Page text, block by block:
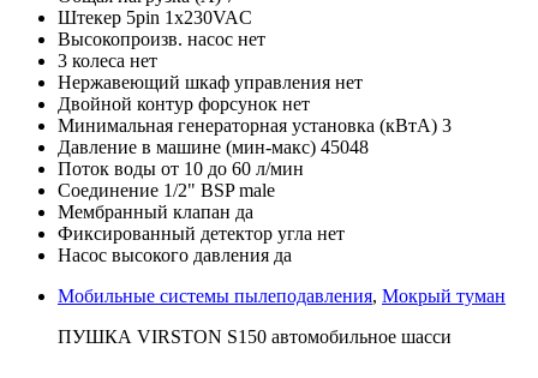
Штекер 5pin 1x230VAC
Высокопроизв. насос нет
3 колеса нет
Нержавеющий шкаф управления нет
Двойной контур форсунок нет
Минимальная генераторная установка (кВтА) 3
Давление в машине (мин-макс) 45048
Поток воды от 10 до 60 л/мин
Соединение 1/2" BSP male
Мембранный клапан да
Фиксированный детектор угла нет
Насос высокого давления да
Мобильные системы пылеподавления, Мокрый туман
ПУШКА VIRSTON S150 автомобильное шасси